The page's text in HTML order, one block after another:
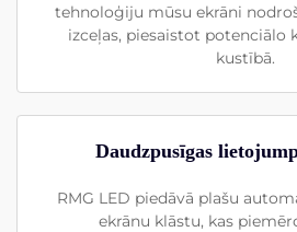
tehnoloģiju mūsu ekrāni
izceļas, piesaistot potenciālo
kustībā.
Daudzpusīgas
RMG LED piedāvā plašu
ekrānu klāstu, kas